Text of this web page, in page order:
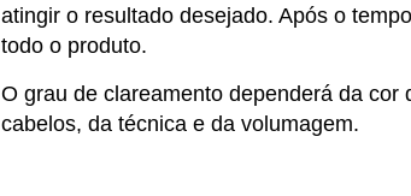
atingir o resultado desejado. Após o
todo o produto.
O grau de clareamento dependerá da cor
cabelos, da técnica e da volumagem.